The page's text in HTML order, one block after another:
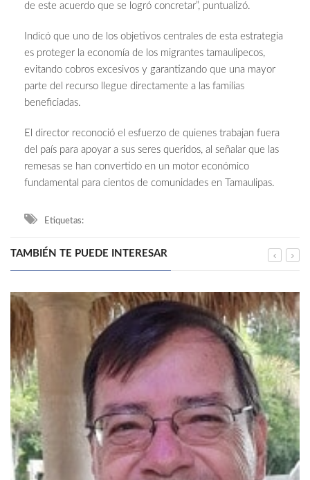
de este acuerdo que se logró concretar”, puntualizó.
Indicó que uno de los objetivos centrales de esta estrategia
es proteger la economía de los migrantes tamaulipecos,
evitando cobros excesivos y garantizando que una mayor
parte del recurso llegue directamente a las familias
beneficiadas.
El director reconoció el esfuerzo de quienes trabajan fuera
del país para apoyar a sus seres queridos, al señalar que las
remesas se han convertido en un motor económico
fundamental para cientos de comunidades en Tamaulipas.
Etiquetas:
TAMBIÉN TE PUEDE INTERESAR